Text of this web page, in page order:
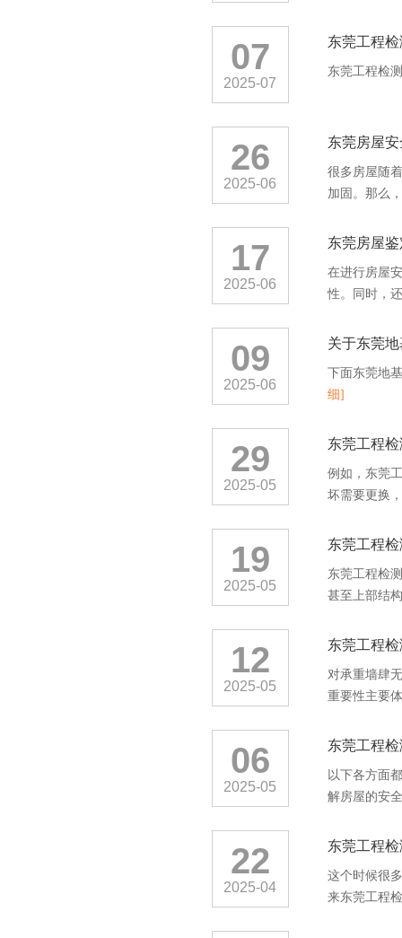
07
2025-07
东莞工程
东莞工程检
26
2025-06
东莞房屋
很多房屋随
加固。那么
17
2025-06
东莞房屋
在进行房屋
性。同时，
09
2025-06
关于东莞
下面东莞地
细]
29
2025-05
东莞工程
例如，东莞
坏需要更换
19
2025-05
东莞工程
东莞工程检
甚至上部结
12
2025-05
东莞工程
对承重墙肆
重要性主要
06
2025-05
东莞工程
以下各方面
解房屋的安
22
2025-04
东莞工程
这个时候很
来东莞工程